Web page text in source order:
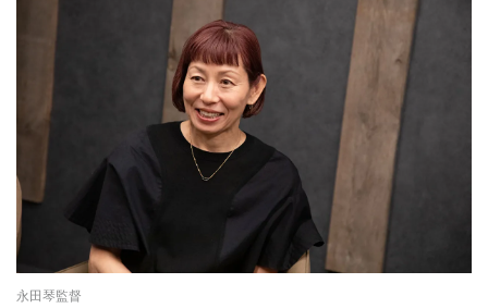
永田琴監督